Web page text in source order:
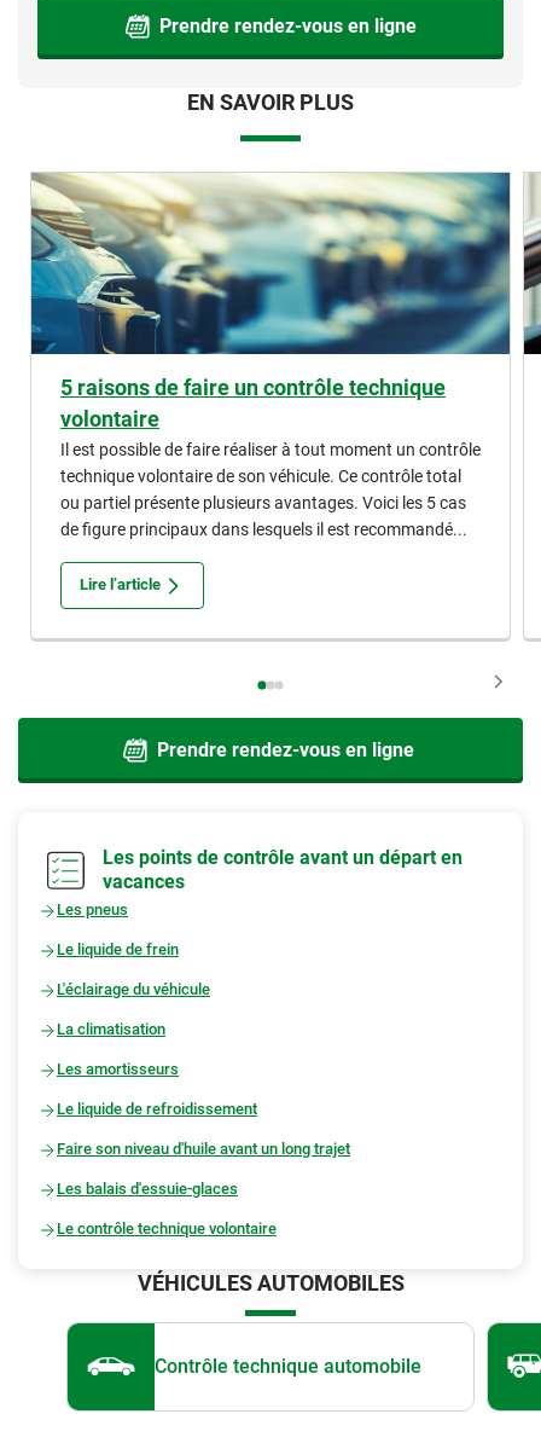
Les points de contrôle avant un départ en
vacances
Les pneus
Le liquide de frein
L'éclairage du véhicule
La climatisation
Les amortisseurs
Le liquide de refroidissement
Faire son niveau d'huile avant un long trajet
Les balais d'essuie-glaces
Le contrôle technique volontaire
VÉHICULES AUTOMOBILES
Contrôle technique automobile
Prendre rendez-vous en ligne
EN SAVOIR PLUS
5 raisons de faire un contrôle technique
volontaire
Il est possible de faire réaliser à tout moment un contrôle
technique volontaire de son véhicule. Ce contrôle total
ou partiel présente plusieurs avantages. Voici les 5 cas
de figure principaux dans lesquels il est recommandé...
Lire l’article
Prendre rendez-vous en ligne